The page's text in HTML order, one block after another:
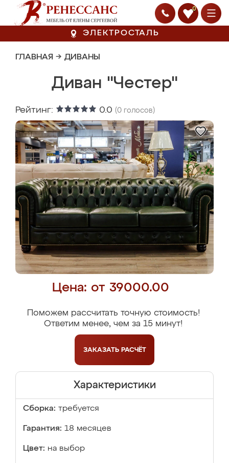
0
ЭЛЕКТРОСТАЛЬ
ГЛАВНАЯ → ДИВАНЫ
Диван "Честер"
Рейтинг: 0.0 (0 голосов)
Цена: от 39000.00
Поможем рассчитать точную стоимость!
Ответим менее, чем за 15 минут!
ЗАКАЗАТЬ РАСЧЁТ
Характеристики
Сборка: требуется
Гарантия: 18 месяцев
Цвет: на выбор